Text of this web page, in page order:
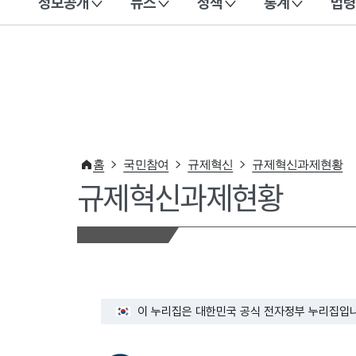
이 누리집은 대한민국 공식 전자정부 누리집입니다.
홈 국민참여 규제혁신 규제혁신과제현황
규제혁신과제현황